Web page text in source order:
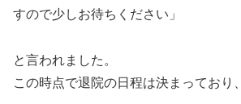
すので少しお待ちください」
と言われました。
この時点で退院の日程は決まっており、